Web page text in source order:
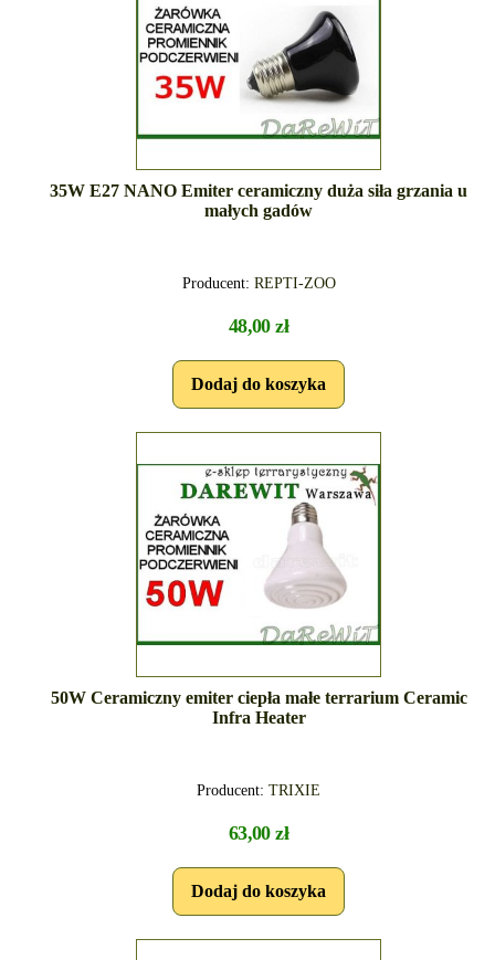
35W E27 NANO Emiter ceramiczny duża siła grzania u
małych gadów
Producent: REPTI-ZOO
48,00 zł
50W Ceramiczny emiter ciepła małe terrarium Ceramic
Infra Heater
Producent: TRIXIE
63,00 zł